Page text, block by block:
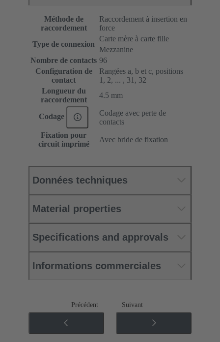
Méthode de
raccordement
Raccordement à insertion en
force
Type de connexion
Carte mère à carte fille
Mezzanine
Nombre de contacts 96
Configuration de
contact
Rangées a, b et c, positions
1, 2, ... , 31, 32
Longueur du
raccordement
4.5 mm
Codage
Codage avec perte de
contacts
Fixation pour
circuit imprimé
Avec bride de fixation
Données techniques
Material properties
Specifications and approvals
Informations commerciales
Précédent Suivant